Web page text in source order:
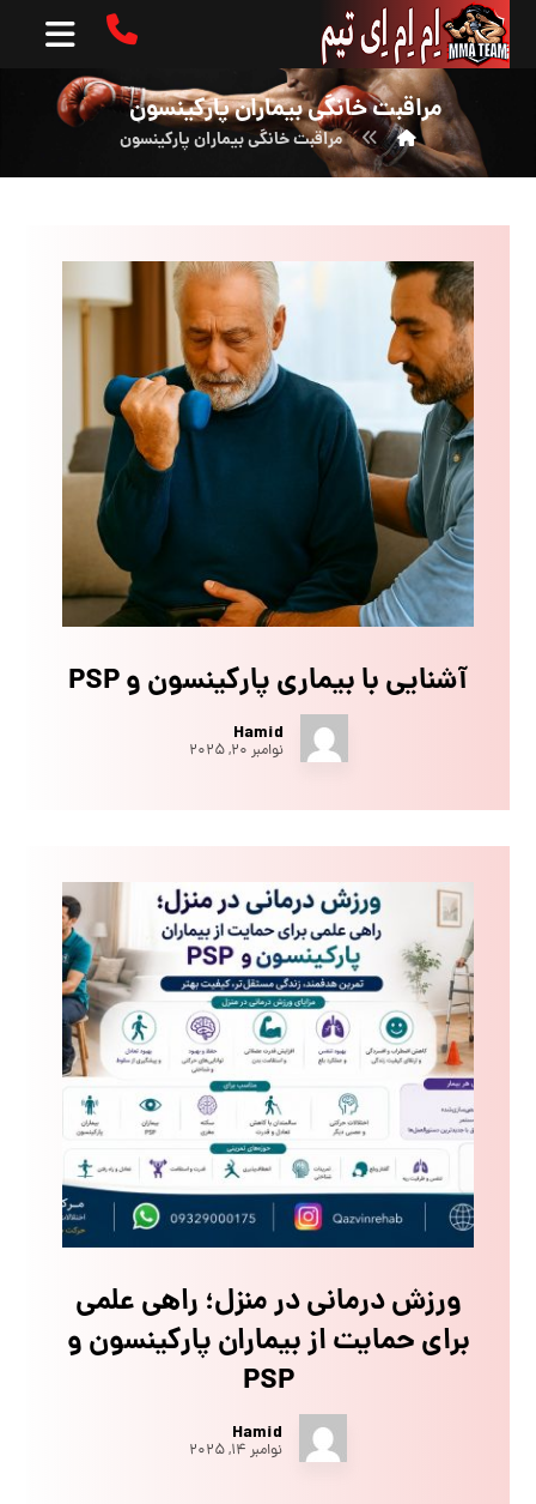
مراقبت خانگی بیماران پارکینسون
مراقبت خانگی بیماران پارکینسون
آشنایی با بیماری پارکینسون و PSP
Hamid
نوامبر ۲۰, ۲۰۲۵
ورزش درمانی در منزل؛ راهی علمی
برای حمایت از بیماران پارکینسون و
PSP
Hamid
نوامبر ۱۴, ۲۰۲۵